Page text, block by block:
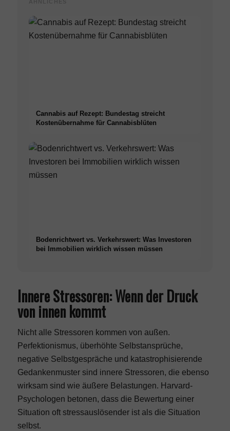
Cannabis auf Rezept: Bundestag streicht
Kostenübernahme für Cannabisblüten
Bodenrichtwert vs. Verkehrswert: Was Investoren
bei Immobilien wirklich wissen müssen
Innere Stressoren: Wenn der Druck
von innen kommt
Nicht alle Stressoren kommen von außen.
Perfektionismus, überhöhte Selbstansprüche,
negative Selbstgespräche und katastrophisierende
Gedankenmuster sind innere Stressoren, die ebenso
wirksam sind wie äußere Belastungen. Harvard-
Psychologen betonen, dass die Bewertung einer
Situation oft stressauslösender ist als die Situation
selbst.